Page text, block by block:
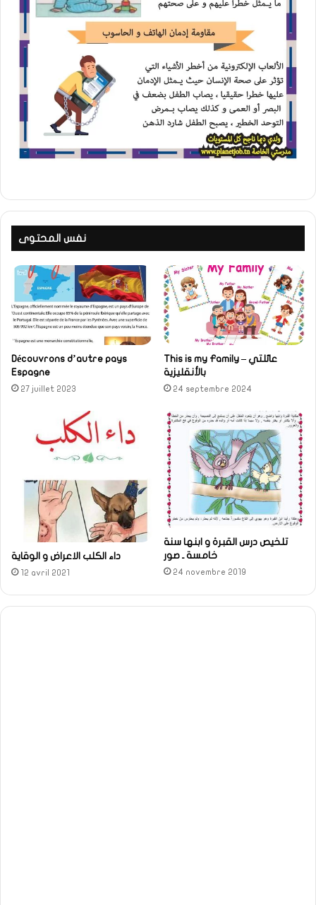
نفس المحتوى
Découvrons d’autre pays
Espagne
27 juillet 2023
This is my Family – عائلتي
بالأنقليزية
24 septembre 2024
داء الكلب الاعراض و الوقاية
12 avril 2021
تلخيص درس القبرة و ابنها سنة
خامسة ـ صور
24 novembre 2019